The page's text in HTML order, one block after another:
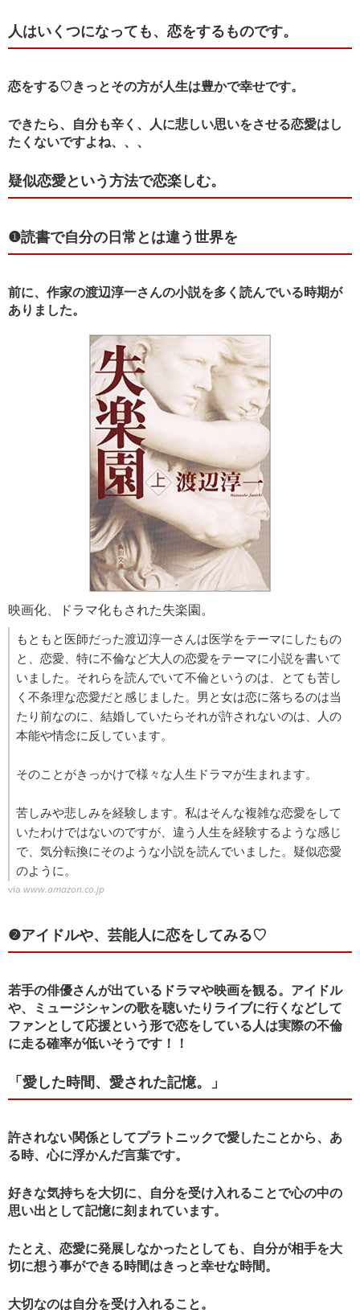
人はいくつになっても、恋をするものです。
恋をする♡きっとその方が人生は豊かで幸せです。
できたら、自分も辛く、人に悲しい思いをさせる恋愛はし
たくないですよね、、、
疑似恋愛という方法で恋楽しむ。
❶読書で自分の日常とは違う世界を
前に、作家の渡辺淳一さんの小説を多く読んでいる時期が
ありました。
映画化、ドラマ化もされた失楽園。
もともと医師だった渡辺淳一さんは医学をテーマにしたもの
と、恋愛、特に不倫など大人の恋愛をテーマに小説を書いて
いました。それらを読んでいて不倫というのは、とても苦し
く不条理な恋愛だと感じました。男と女は恋に落ちるのは当
たり前なのに、結婚していたらそれが許されないのは、人の
本能や情念に反しています。
そのことがきっかけで様々な人生ドラマが生まれます。
苦しみや悲しみを経験します。私はそんな複雑な恋愛をして
いたわけではないのですが、違う人生を経験するような感じ
で、気分転換にそのような小説を読んでいました。疑似恋愛
のように。
via www.amazon.co.jp
❷アイドルや、芸能人に恋をしてみる♡
若手の俳優さんが出ているドラマや映画を観る。アイドル
や、ミュージシャンの歌を聴いたりライブに行くなどして
ファンとして応援という形で恋をしている人は実際の不倫
に走る確率が低いそうです！！
「愛した時間、愛された記憶。」
許されない関係としてプラトニックで愛したことから、あ
る時、心に浮かんだ言葉です。
好きな気持ちを大切に、自分を受け入れることで心の中の
思い出として記憶に刻まれています。
たとえ、恋愛に発展しなかったとしても、自分が相手を大
切に想う事ができる時間はきっと幸せな時間。
大切なのは自分を受け入れること。